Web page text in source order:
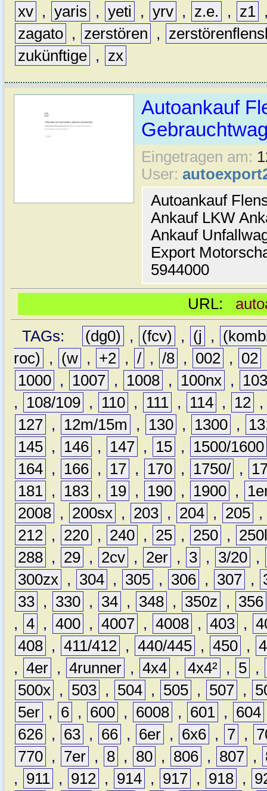
xv , yaris , yeti , yrv , z.e. , z1
zagato , zerstören ,
zukünftige , zx
Autoankauf
Eingetragen am:
User:
Autoankauf
Ankauf LKW
Ankauf
Export
5944000
URL:
TAGs:
(dg0) , (fcv) , (j ,
roc)
, (w , +2 , / , /8 , 002 , 02
1000 , 1007 , 1008 , 100nx ,
,
108/109 , 110 , 111 , 114 , 12
127 , 12m/15m , 130 , 1300 ,
145 , 146 , 147 , 15 ,
1500/1600
164 , 166 , 17 , 170 , 1750/ ,
181 , 183 , 19 , 190 , 1900 ,
2008 , 200sx , 203 , 204 , 205 ,
212 , 220 , 240 , 25 , 250 ,
288 , 29 , 2cv , 2er , 3 , 3/20 ,
300zx , 304 , 305 , 306 , 307 ,
33 , 330 , 34 , 348 , 350z ,
356
, 4 , 400 , 4007 , 4008 , 403 ,
408 , 411/412 , 440/445 , 450 ,
, 4er , 4runner , 4x4 , 4x4² , 5 ,
500x , 503 , 504 , 505 , 507 ,
5er , 6 , 600 , 6008 , 601 , 604
626 , 63 , 66 , 6er , 6x6 , 7 ,
770 , 7er , 8 , 80 , 806 , 807 ,
,
911 , 912 , 914 , 917 , 918 ,